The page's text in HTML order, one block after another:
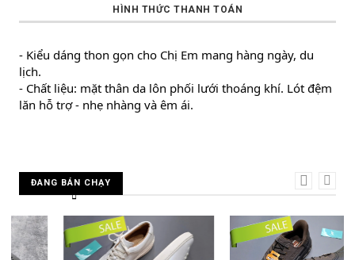
HÌNH THỨC THANH TOÁN
- Kiểu dáng thon gọn cho Chị Em mang hàng ngày, du
lịch.
- Chất liệu: mặt thân da lôn phối lưới thoáng khí. Lót đệm
lăn hỗ trợ - nhẹ nhàng và êm ái.
ĐANG BÁN CHẠY